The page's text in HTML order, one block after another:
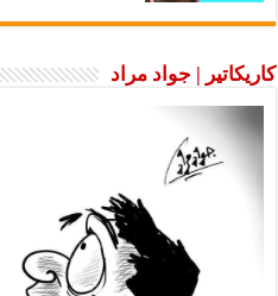
كاريكاتير | جواد مراد